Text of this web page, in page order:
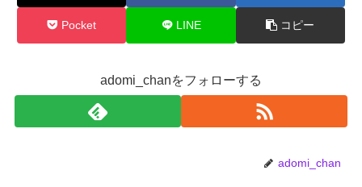
Pocket LINE コピー
adomi_chanをフォローする
adomi_chan